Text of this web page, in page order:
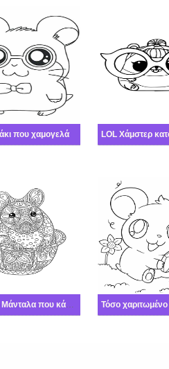
που χαμογελά
Χάμστερ Μάνταλα που κάθεται στο Κύπελλο Τόσο